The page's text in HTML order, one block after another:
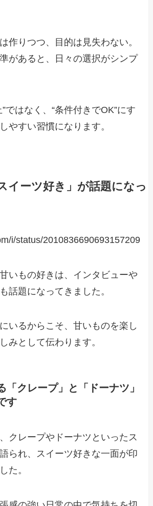
作りつつ、目的は見失わない。
があると、日々の選択がシンプ
ではなく、“条件付きでOK”にす
やすい習慣になります。
イーツ好き」が話題になっ
i/status/2010836690693157209
いもの好きは、インタビューや
話題になってきました。
いるからこそ、甘いものを楽し
みとして伝わります。
「クレープ」と「ドーナツ」
す
クレープやドーナツといったス
られ、スイーツ好きな一面が印
た。